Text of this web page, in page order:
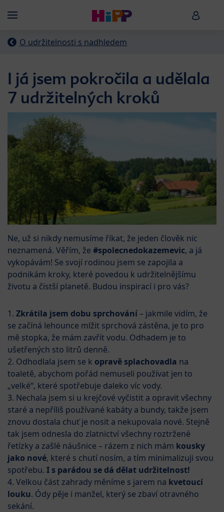
Menü HiPP
O udržitelnosti s nadhledem
I já jsem pokročila a udělala
7 udržitelných kroků
Ne, už si nikdy nemusíme říkat, že jeden člověk nic
neznamená. Věřím, že #spolecnedokazemevic, a já
vykopávám! Se svojí rodinou jsem se zapojila a
podnikám kroky, které povedou k udržitelnějšímu
životu a čistší planetě. Budou inspirací i pro vás?
1. Zkrátila jsem dobu sprchování– jakmile vidím, že
se začíná lehounce mlžit sprchová zástěna, je to pro
mě stopka, že mám zavřít vodu. Odhadem je to
ušetřených sto litrů denně.
2. Odhodlala jsem se k opravě splachovadla na
toaletě, abychom pořád nemuseli používat jen to
„velké“, které spotřebuje daleko víc vody.
3. Nechala jsem si u krejčové vyčistit a opravit všechny
staré a nepříliš používané kabáty a bundy, takže jsem
znovu dostala chuť je nosit a nekupovala nové. Stejně
tak jsem odnesla do zlatnictví všechny roztržené
řetízky a zašlé náušnice – rázem z nich mám kousky
jako nové, které s chutí nosím, a tím minimalizuji svou
spotřebu. I s parádou se dá dělat udržitelnost!
4. Velkou část zahrady měníme s jarem na kvetoucí
louku. Ódy pěje i manžel, který se zbaví otravného
sekání.